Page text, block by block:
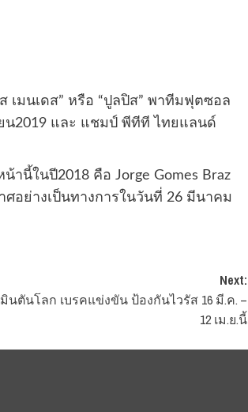
เมนเดส” หรือ “ปูลปิส” พาทีมฟุตซอล
น2019 และ แชมป์ พีทีที ไทยแลนด์
นี้ในปี2018 คือ Jorge Gomes Braz
อย่างเป็นทางการในวันที่ 26 มีนาคม
Next:
ตันโลก เบรคแข่งขัน ป้องกันไวรัส 16 มี.ค. –
12 เม.ย.นี้